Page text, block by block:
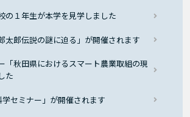
の１年生が本学を見学しました
太郎伝説の謎に迫る」が開催されます
「秋田県におけるスマート農業取組の現
た
セミナー」が開催されます